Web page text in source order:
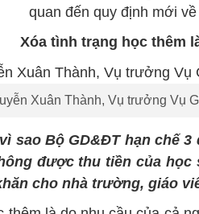
quan đến quy định mới
Xóa tình trạng học thêm
Xuân Thành, Vụ trưởng Vụ
sao Bộ GD&ĐT hạn chế
được thu tiền của
cho nhà trường, giáo